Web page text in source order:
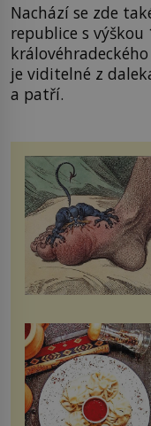
Nachází se zde
republice s
je viditelné z
a patří.